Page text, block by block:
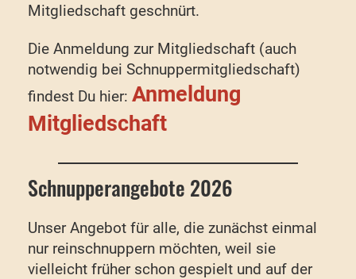
Mitgliedschaft geschnürt.
Die Anmeldung zur Mitgliedschaft (auch
notwendig bei Schnuppermitgliedschaft)
findest Du hier: Anmeldung
Mitgliedschaft
Schnupperangebote 2026
Unser Angebot für alle, die zunächst einmal
nur reinschnuppern möchten, weil sie
vielleicht früher schon gespielt und auf der